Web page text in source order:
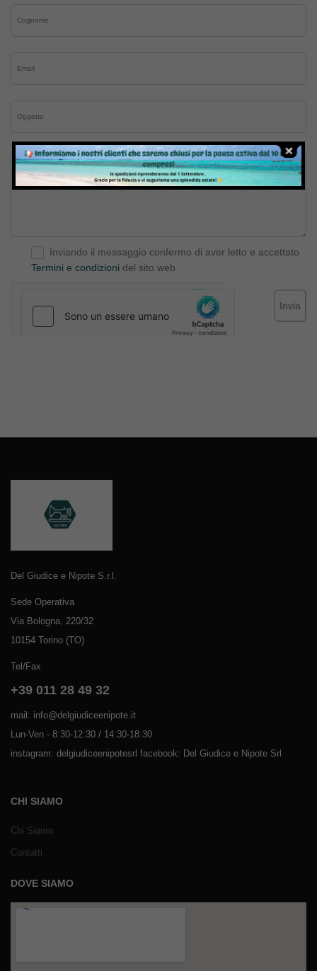
Inviando il messaggio confermo di aver letto e accettato
Termini e condizioni del sito web
Invia
Del Giudice e Nipote S.r.l.
Sede Operativa
Via Bologna, 220/32
10154 Torino (TO)
Tel/Fax
+39 011 28 49 32
mail: info@delgiudiceenipote.it
Lun-Ven - 8:30-12:30 / 14:30-18:30
instagram: delgiudiceenipotesrl facebook: Del Giudice e Nipote Srl
CHI SIAMO
Chi Siamo
Contatti
DOVE SIAMO